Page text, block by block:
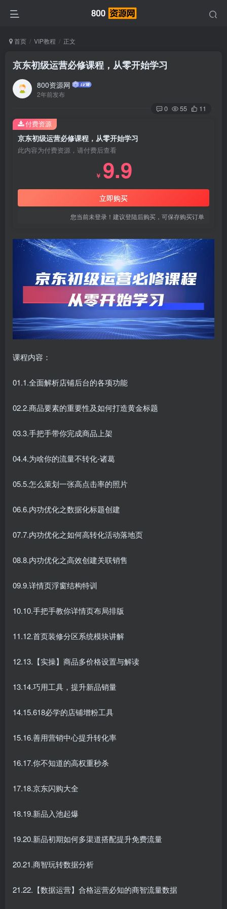
首页 VIP教程 正文
京东初级运营必修课程，从零开始学习
800资源网
2年前发布
0 55 11
京东初级运营必修课程，从零开始学习
此内容为付费资源，请付费后查看
￥ 9.9
立即购买
您当前未登录！建议登陆后购买，可保存购买订单
付费资源
课程内容：
01.1.全面解析店铺后台的各项功能
02.2.商品要素的重要性及如何打造黄金标题
03.3.手把手带你完成商品上架
04.4.为啥你的流量不转化-诸葛
05.5.怎么策划一张高点击率的照片
06.6.内功优化之数据化标题创建
07.7.内功优化之如何高转化活动落地页
08.8.内功优化之高效创建关联销售
09.9.详情页浮窗结构特训
10.10.手把手教你详情页布局排版
11.12.首页装修分区系统模块讲解
12.13.【实操】商品多价格设置与解读
13.14.巧用工具，提升新品销量
14.15.618必学的店铺增粉工具
15.16.善用营销中心提升转化率
16.17.你不知道的高权重秒杀
17.18.京东闪购大全
18.19.新品入池起爆
19.20.新品初期如何多渠道搭配提升免费流量
20.21.商智玩转数据分析
21.22.【数据运营】合格运营必知的商智流量数据